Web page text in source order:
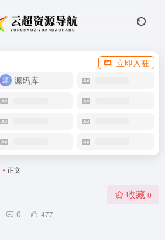
立即入驻
源码库
• 正文
0 477
收藏 0